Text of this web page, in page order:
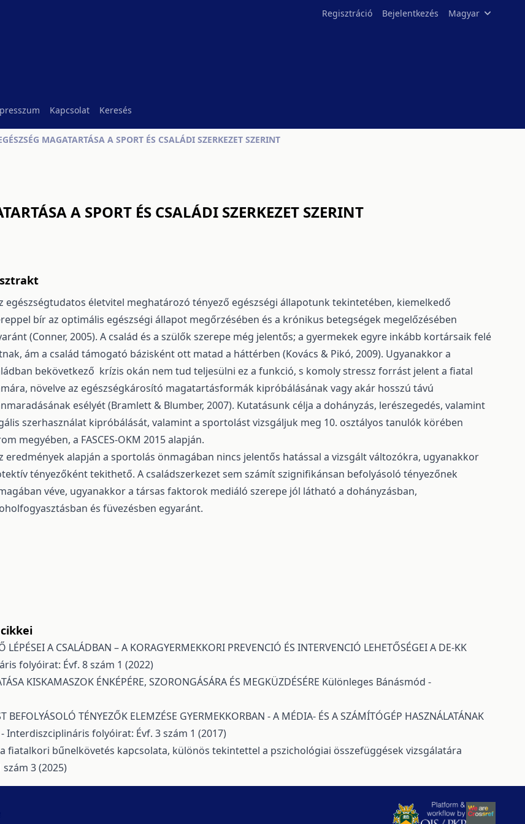
Regisztráció Bejelentkezés Magyar
Kapcsolat Keresés
MAGATARTÁSA A SPORT ÉS CSALÁDI SZERKEZET SZERINT
A SPORT ÉS CSALÁDI SZERKEZET SZERINT
egészségtudatos életvitel meghatározó tényező egészségi állapotunk tekintetében, kiemelkedő
bír az optimális egészségi állapot megőrzésében és a krónikus betegségek megelőzésében
(Conner, 2005). A család és a szülők szerepe még jelentős; a gyermekek egyre inkább kortársaik felé
ám a család támogató bázisként ott matad a háttérben (Kovács & Pikó, 2009). Ugyanakkor a
bekövetkező krízis okán nem tud teljesülni ez a funkció, s komoly stressz forrást jelent a fiatal
növelve az egészségkárosító magatartásformák kipróbálásának vagy akár hosszú távú
esélyét (Bramlett & Blumber, 2007). Kutatásunk célja a dohányzás, lerészegedés, valamint
szerhasználat kipróbálását, valamint a sportolást vizsgáljuk meg 10. osztályos tanulók körében
megyében, a FASCES-OKM 2015 alapján.
eredmények alapján a sportolás önmagában nincs jelentős hatással a vizsgált változókra, ugyanakkor
tényezőként tekithető. A családszerkezet sem számít szignifikánsan befolyásoló tényezőnek
véve, ugyanakkor a társas faktorok mediáló szerepe jól látható a dohányzásban,
és füvezésben egyaránt.
LÉPÉSEI A CSALÁDBAN – A KORAGYERMEKKORI PREVENCIÓ ÉS INTERVENCIÓ LEHETŐSÉGEI A DE-KK
folyóirat: Évf. 8 szám 1 (2022)
KISKAMASZOK ÉNKÉPÉRE, SZORONGÁSÁRA ÉS MEGKÜZDÉSÉRE Különleges Bánásmód -
BEFOLYÁSOLÓ TÉNYEZŐK ELEMZÉSE GYERMEKKORBAN - A MÉDIA- ÉS A SZÁMÍTÓGÉP HASZNÁLATÁNAK
Interdiszciplináris folyóirat: Évf. 3 szám 1 (2017)
a fiatalkori bűnelkövetés kapcsolata, különös tekintettel a pszichológiai összefüggések vizsgálatára
3 (2025)